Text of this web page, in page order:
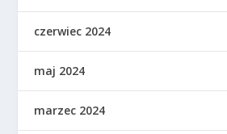
czerwiec 2024
maj 2024
marzec 2024